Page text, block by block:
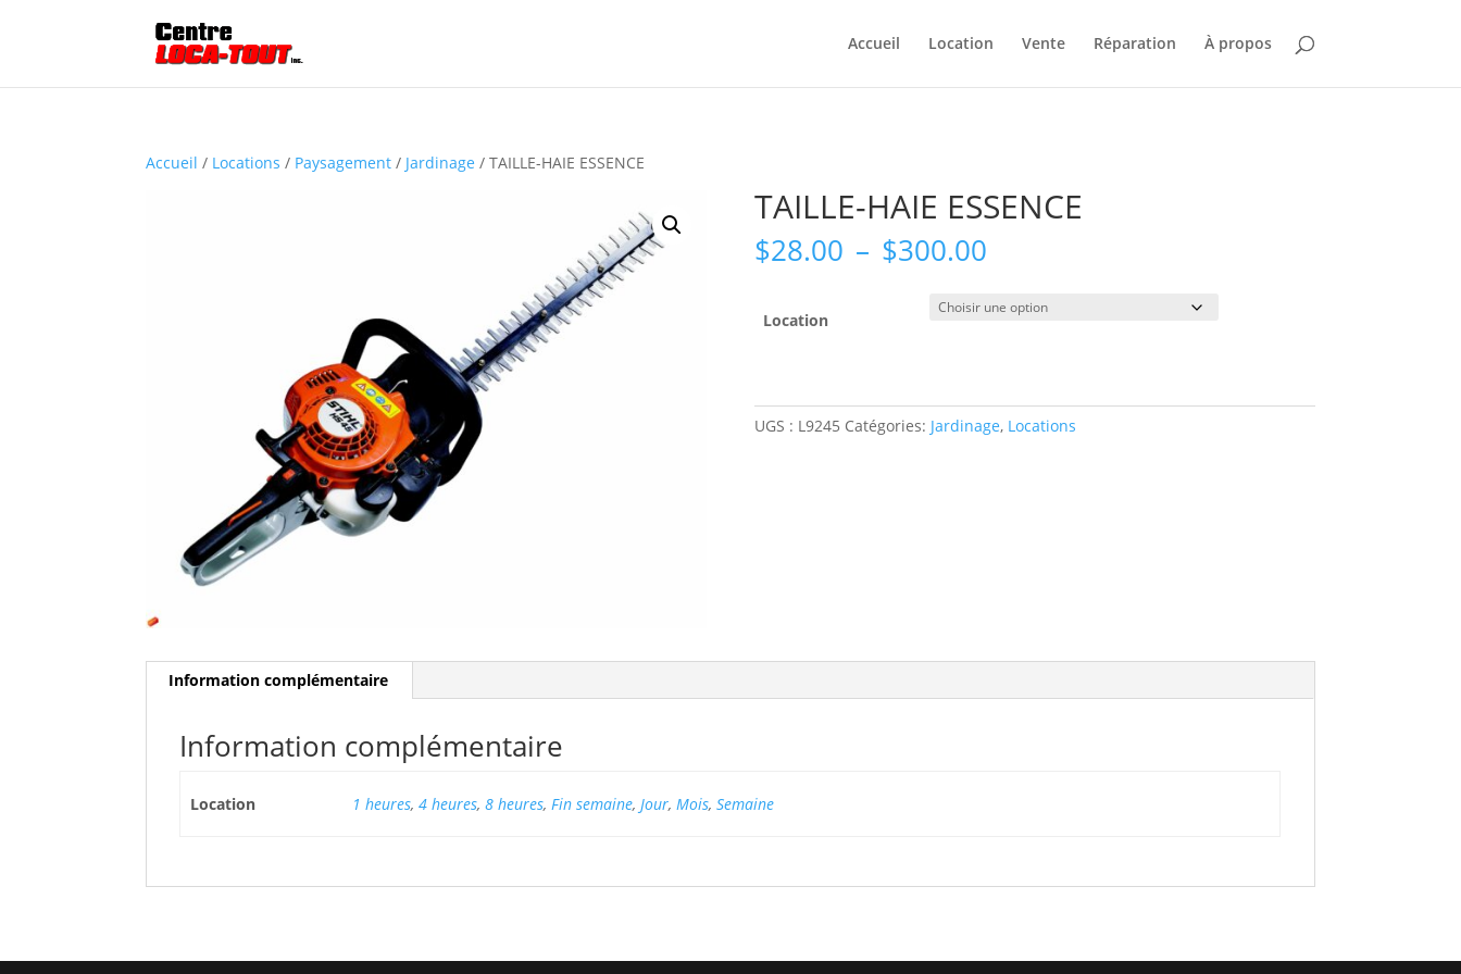
Accueil Location Vente Réparation À propos
Accueil / Locations / Paysagement / Jardinage / TAILLE-HAIE ESSENCE
TAILLE-HAIE ESSENCE
$28.00 – $300.00Plage
prix :
$28.00
Location
UGS : L9245 Catégories: Jardinage, Locations
Information complémentaire
Information complémentaire
Location 1 heures, 4 heures, 8 heures, Fin semaine, Jour, Mois, Semaine